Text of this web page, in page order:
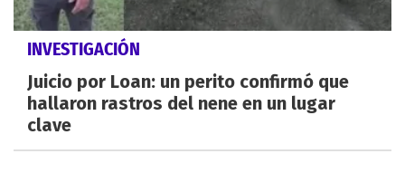
INVESTIGACIÓN
Juicio por Loan: un perito confirmó que
hallaron rastros del nene en un lugar
clave